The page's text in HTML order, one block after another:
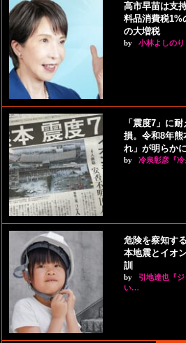
高市早苗は支
料品消費税1%
の大増税
by 小林よしのり
「震度7」に
損。令和8年
れ」が明らか
by 冷泉彰彦『冷
危険を察知す
本地震とイオ
訓
by
引地達也『
い…